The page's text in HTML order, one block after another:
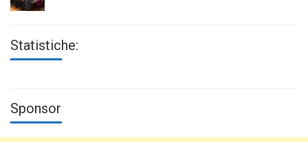
Statistiche:
Sponsor